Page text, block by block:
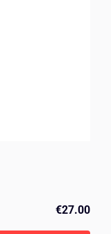
€27.00